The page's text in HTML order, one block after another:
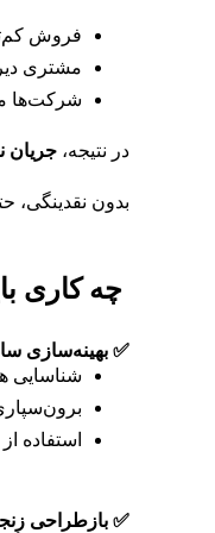
فروش
مشتری
شرکت‌ها
در نتیجه، جریان
بدون نقدینگی،
چه کاری
✅ بهینه‌سازی
شناسایی
استفاده
✅ بازطراحی